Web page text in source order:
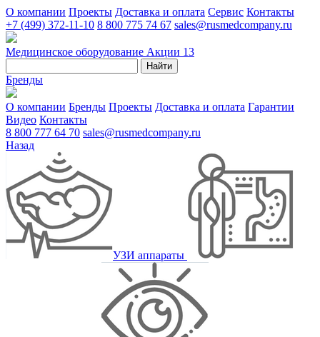
О компании Проекты Доставка и оплата Сервис Контакты
+7 (499) 372-11-10 8 800 775 74 67 sales@rusmedcompany.ru
Медицинское оборудование Акции 13
Найти
Бренды
О компании Бренды Проекты Доставка и оплата Гарантии
Видео Контакты
8 800 777 64 70 sales@rusmedcompany.ru
Назад
УЗИ аппараты